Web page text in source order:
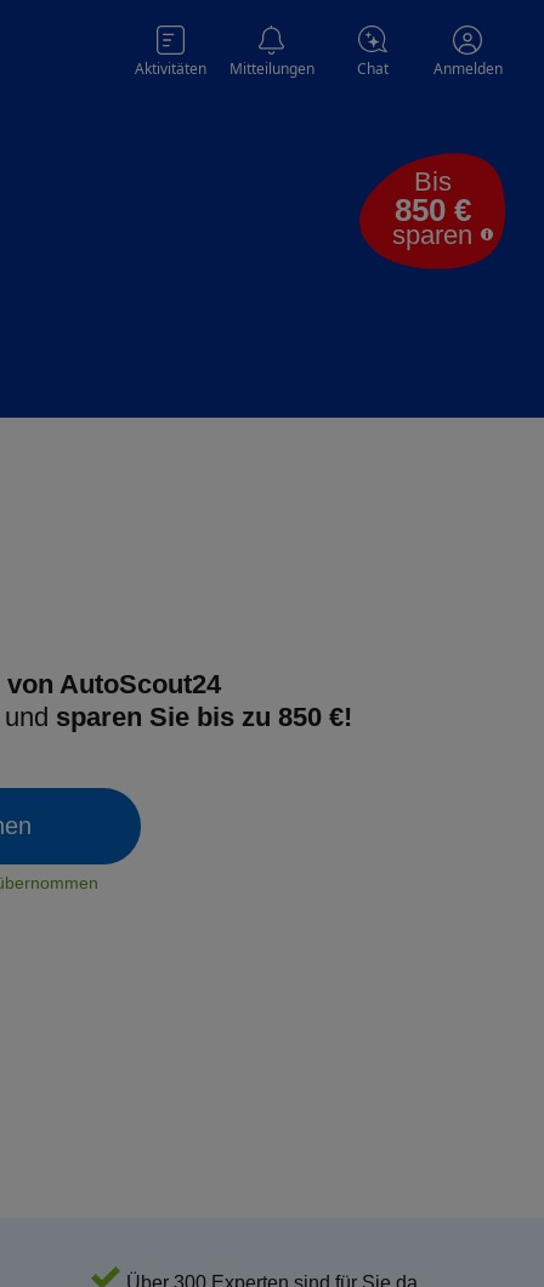
Aktivitäten Mitteilungen Chat Anmelden
Bis
850 €
sparen
von AutoScout24
sparen Sie bis zu 850 €!
Über 300 Experten sind für Sie da